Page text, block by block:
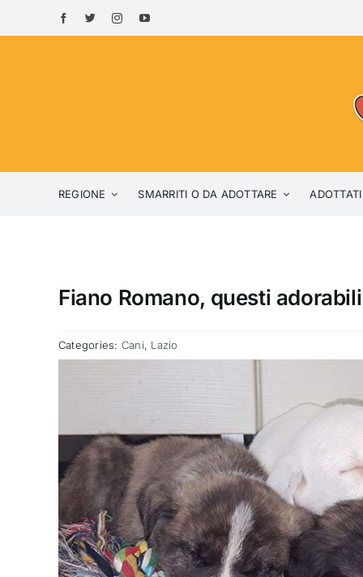
to
REGIONE SMARRITI O DA ADOTTARE
Fiano Romano, questi
Categories: Cani, Lazio